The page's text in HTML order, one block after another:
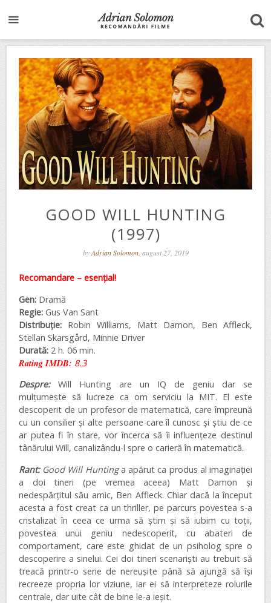
GOOD WILL HUNTING
(1997)
byAdrian Solomon, august 27, 2019
Recomandare – esențial!
Gen: Dramă
Regie: Gus Van Sant
Distribuție: Robin Williams, Matt Damon, Ben Affleck,
Stellan Skarsgård, Minnie Driver
Durată: 2 h. 06 min.
Rating IMDB: 8.3
Despre:Will Hunting are un IQ de geniu dar se
mulțumește să lucreze ca om serviciu la MIT. El este
descoperit de un profesor de matematică, care împreună
cu un consilier și alte persoane care îl cunosc și știu de ce
ar putea fi în stare, vor încerca să îi influențeze destinul
tânărului Will, canalizându-l spre o carieră în matematică.
Rant: Good Will Huntinga apărut ca produs al imaginației
a doi tineri (pe vremea aceea) Matt Damon și
nedespărțitul său amic, Ben Affleck. Chiar dacă la început
acesta a fost creat ca un thriller, pe parcurs povestea s-a
cristalizat în ceea ce urma să știm și să iubim cu toții,
povestea unui geniu nedescoperit, cu abateri de
comportament, care este ghidat de un psiholog spre o
descoperire a sinelui. Cei doi tineri scenariști au trebuit să
treacă printr-o serie de nereușite până să ajungă să își
recreeze propria lor viziune, iar ei să interpreteze rolurile
centrale, dar uite cât de bine le-a ieșit.